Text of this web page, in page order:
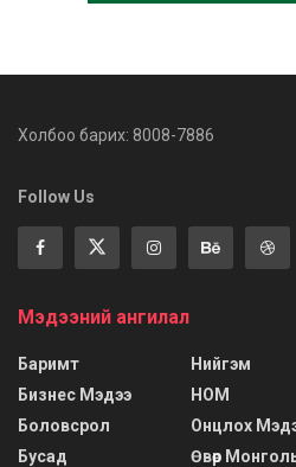
Холбоо барих: 8008-7886
Follow Us
Мэдээний ангилал
Баримт
Бизнес Мэдээ
Боловсрол
Бусад
Нийгэм
НОМ
Онцлох
Өвөр